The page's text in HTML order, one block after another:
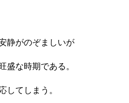
静がのぞましいが
盛な時期である。
してしまう。